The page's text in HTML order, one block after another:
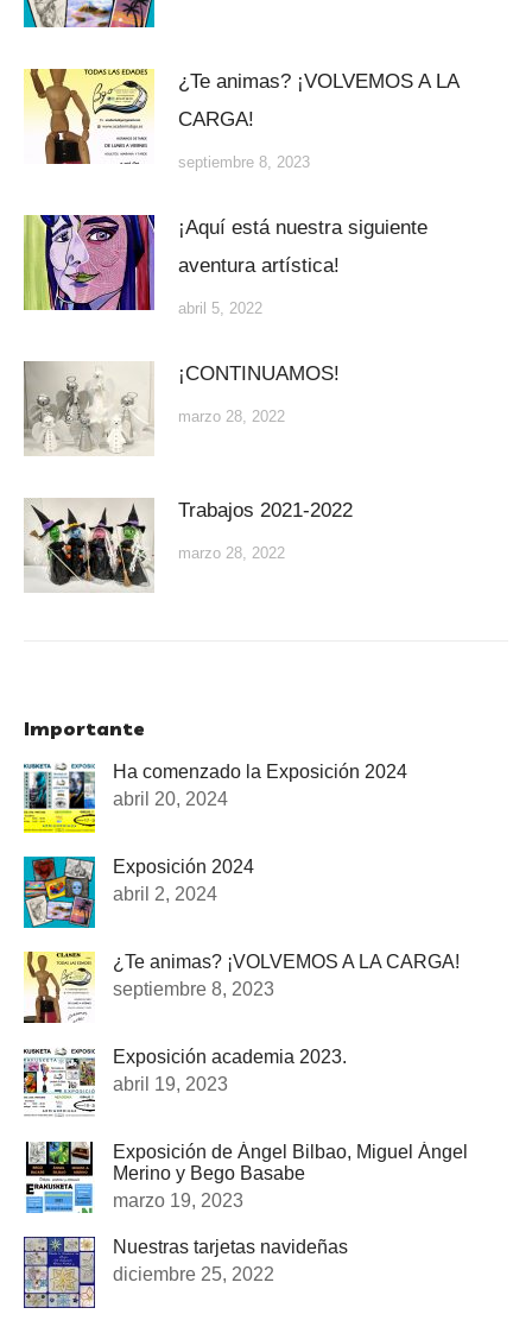
¿Te animas? ¡VOLVEMOS A LA
CARGA!
septiembre 8, 2023
¡Aquí está nuestra siguiente
aventura artística!
abril 5, 2022
¡CONTINUAMOS!
marzo 28, 2022
Trabajos 2021-2022
marzo 28, 2022
Importante
Ha comenzado la Exposición 2024
abril 20, 2024
Exposición 2024
abril 2, 2024
¿Te animas? ¡VOLVEMOS A LA CARGA!
septiembre 8, 2023
Exposición academia 2023.
abril 19, 2023
Exposición de Ángel Bilbao, Miguel Ángel
Merino y Bego Basabe
marzo 19, 2023
Nuestras tarjetas navideñas
diciembre 25, 2022